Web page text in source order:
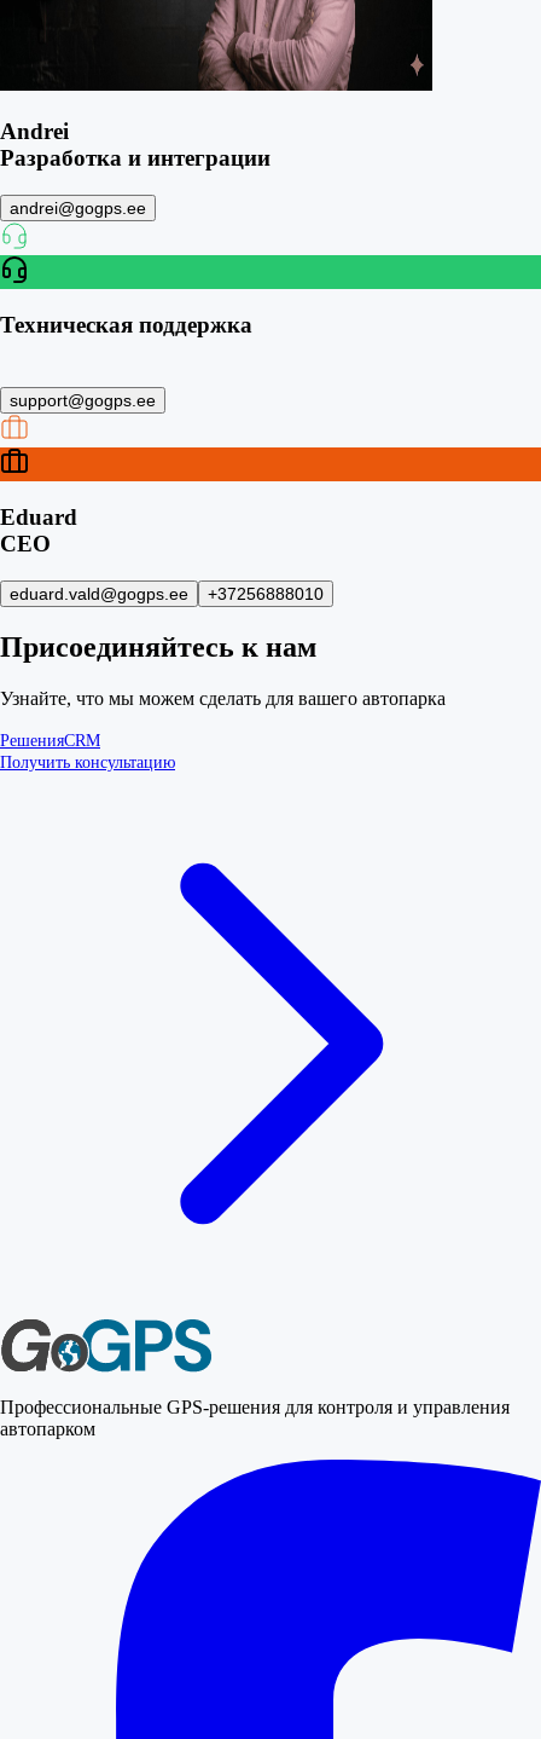
Andrei
Разработка и интеграции
andrei@gogps.ee
Техническая поддержка
support@gogps.ee
Eduard
CEO
eduard.vald@gogps.ee +37256888010
Присоединяйтесь к нам
Узнайте, что мы можем сделать для вашего автопарка
РешенияCRM
Получить консультацию
Профессиональные GPS-решения для контроля и управления
автопарком